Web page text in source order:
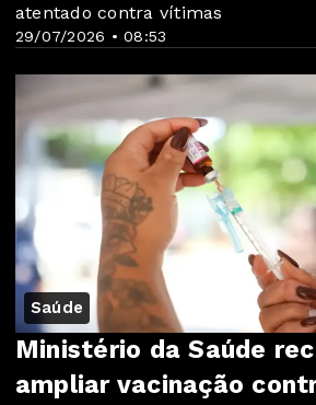
29/07/2026 • 08:53
atentado contra vítimas
Saúde
Ministério da Saúde
ampliar vacinação